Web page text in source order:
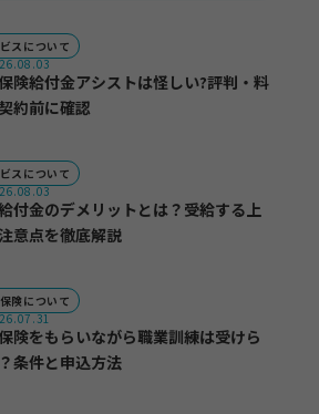
スについて
険給付金アシストは怪しい?評判・料
約前に確認
スについて
付金のデメリットとは？受給する上
意点を徹底解説
険について
険をもらいながら職業訓練は受けら
条件と申込方法